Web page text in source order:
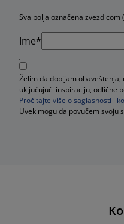
Sva polja označena zvezdicom
Ime*
Želim da dobijam
uključujući inspiraciju, odlične
Pročitajte više o saglasnosti i
Uvek mogu da povučem svoju